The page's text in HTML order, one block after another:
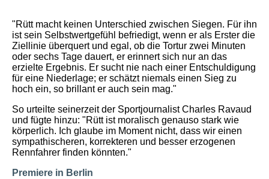
"Rütt macht keinen Unterschied zwischen Siegen. Für ihn
ist sein Selbstwertgefühl befriedigt, wenn er als Erster die
Ziellinie überquert und egal, ob die Tortur zwei Minuten
oder sechs Tage dauert, er erinnert sich nur an das
erzielte Ergebnis. Er sucht nie nach einer Entschuldigung
für eine Niederlage; er schätzt niemals einen Sieg zu
hoch ein, so brillant er auch sein mag."
So urteilte seinerzeit der Sportjournalist Charles Ravaud
und fügte hinzu: "Rütt ist moralisch genauso stark wie
körperlich. Ich glaube im Moment nicht, dass wir einen
sympathischeren, korrekteren und besser erzogenen
Rennfahrer finden könnten."
Premiere in Berlin